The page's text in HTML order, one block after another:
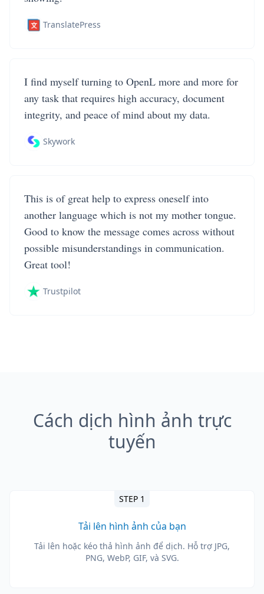
TranslatePress
I find myself turning to OpenL more and more for
any task that requires high accuracy, document
integrity, and peace of mind about my data.
Skywork
This is of great help to express oneself into
another language which is not my mother tongue.
Good to know the message comes across without
possible misunderstandings in communication.
Great tool!
Trustpilot
Cách dịch hình ảnh trực
tuyến
STEP 1
Tải lên hình ảnh của bạn
Tải lên hoặc kéo thả hình ảnh để dịch. Hỗ trợ JPG,
PNG, WebP, GIF, và SVG.